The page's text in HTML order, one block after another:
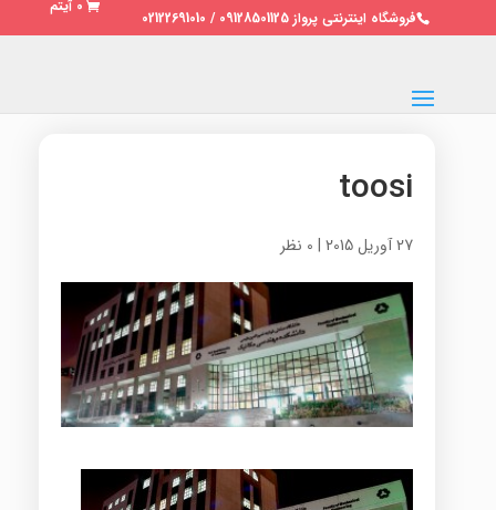
فروشگاه اینترنتی پرواز 09128501125 / 02122691010
0 آیتم
toosi
27 آوریل 2015 | 0 نظر